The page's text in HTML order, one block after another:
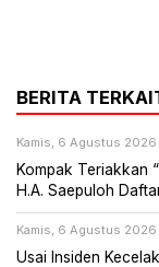
BERITA
Kamis, 6 Agustus 2026
Kompak Teriakkan
H.A. Saepuloh
Kamis, 6 Agustus 2026
Usai Insiden